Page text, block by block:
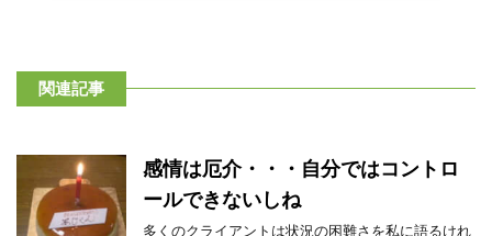
関連記事
感情は厄介・・・自分ではコントロ
ールできないしね
多くのクライアントは状況の困難さを私に語るけれ